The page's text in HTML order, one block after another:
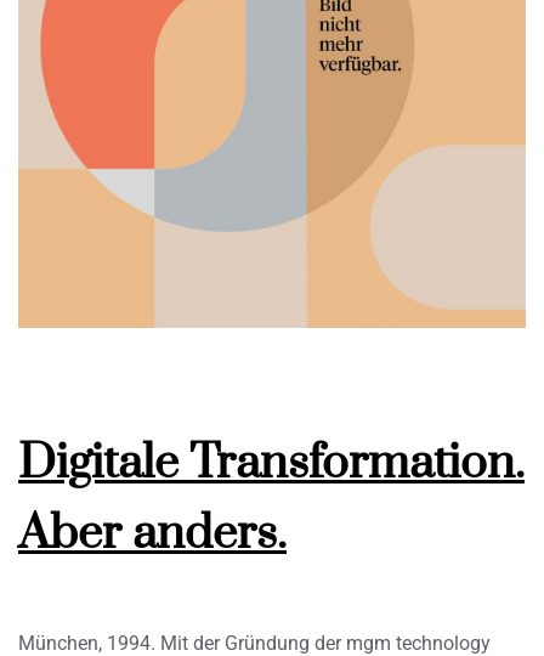
Digitale Transformation.
Aber anders.
München, 1994. Mit der Gründung der mgm technology